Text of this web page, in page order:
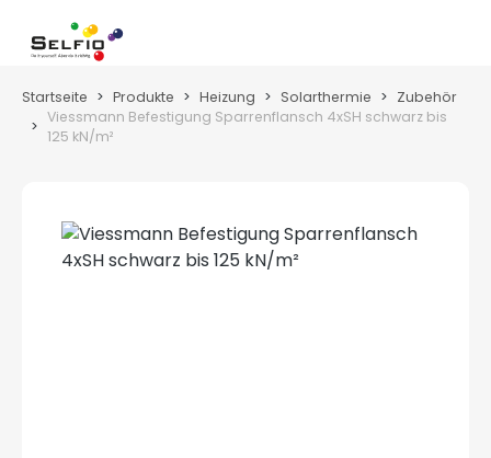
Zum Hauptinhalt springen
Startseite Produkte Heizung Solarthermie
Zubehör
Viessmann Befestigung Sparrenflansch 4xSH schwarz bis
125 kN/m²